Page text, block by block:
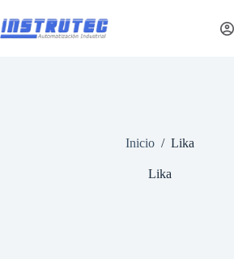
al
contenido
Inicio / Lika
Lika